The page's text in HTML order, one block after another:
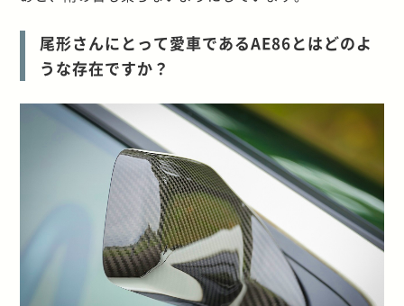
尾形さんにとって愛車であるAE86とはどのよ
うな存在ですか？